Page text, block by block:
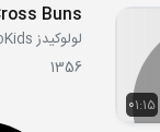
01:15
Buns
لولوکیدز LooLooKids
1356